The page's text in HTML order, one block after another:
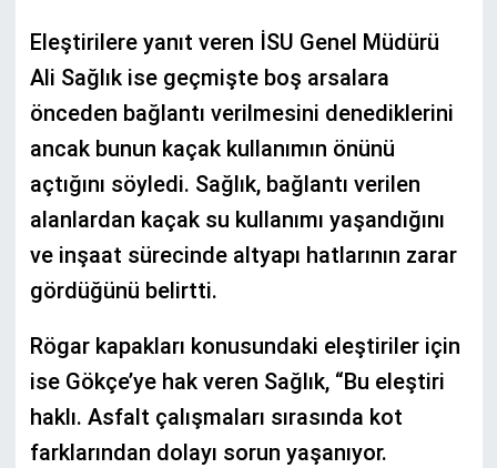
Eleştirilere yanıt veren İSU Genel Müdürü
Ali Sağlık ise geçmişte boş arsalara
önceden bağlantı verilmesini denediklerini
ancak bunun kaçak kullanımın önünü
açtığını söyledi. Sağlık, bağlantı verilen
alanlardan kaçak su kullanımı yaşandığını
ve inşaat sürecinde altyapı hatlarının zarar
gördüğünü belirtti.
Rögar kapakları konusundaki eleştiriler için
ise Gökçe’ye hak veren Sağlık, “Bu eleştiri
haklı. Asfalt çalışmaları sırasında kot
farklarından dolayı sorun yaşanıyor.